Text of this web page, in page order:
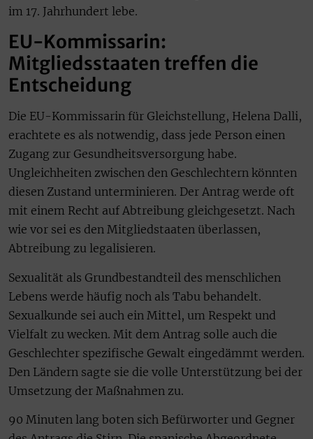
im 17. Jahrhundert lebe.
EU-Kommissarin:
Mitgliedsstaaten treffen die
Entscheidung
Die EU-Kommissarin für Gleichstellung, Helena Dalli,
erachtete es als notwendig, dass jede Person einen
Zugang zur Gesundheitsversorgung habe.
Ungleichheiten zwischen den Geschlechtern könnten
diesen Zustand unterminieren. Der Antrag werde oft
mit einem Recht auf Abtreibung gleichgesetzt. Nach
wie vor sei es den Mitgliedstaaten überlassen,
Abtreibung zu legalisieren.
Sexualität als Grundbestandteil des menschlichen
Lebens werde häufig noch als Tabu behandelt.
Sexualkunde sei auch ein Mittel, um Respekt und
Vielfalt zu wecken. Mit dem Antrag solle auch die
Geschlechter spezifische Gewalt eingedämmt werden.
Den Ländern sagte sie die volle Unterstützung bei der
Umsetzung der Maßnahmen zu.
90 Minuten lang boten sich Befürworter und Gegner